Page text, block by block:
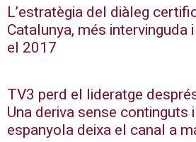
L’estratègia del diàleg
Catalunya, més intervinguda
el 2017
TV3 perd el lideratge
Una deriva sense continguts
espanyola deixa el canal a